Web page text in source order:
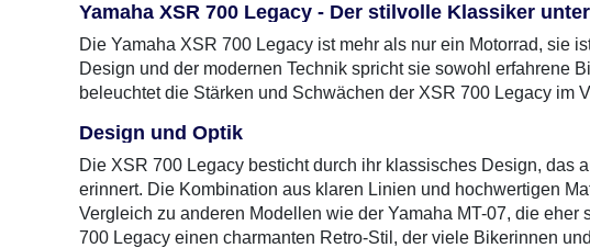
Yamaha XSR 700 Legacy - Der stilvolle Klassiker
Die Yamaha XSR 700 Legacy ist mehr als nur ein Motorrad, sie
Design und der modernen Technik spricht sie sowohl erfahrene
beleuchtet die Stärken und Schwächen der XSR 700 Legacy im
Design und Optik
Die XSR 700 Legacy besticht durch ihr klassisches Design, das
erinnert. Die Kombination aus klaren Linien und hochwertigen
Vergleich zu anderen Modellen wie der Yamaha MT-07, die
700 Legacy einen charmanten Retro-Stil, der viele Bikerinnen